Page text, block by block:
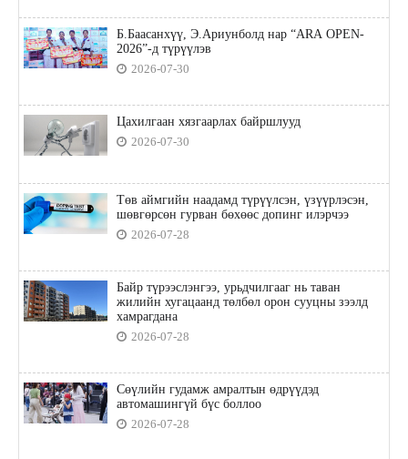
Б.Баасанхүү, Э.Ариунболд нар “ARA OPEN-
2026”-д түрүүлэв
2026-07-30
Цахилгаан хязгаарлах байршлууд
2026-07-30
Төв аймгийн наадамд түрүүлсэн, үзүүрлэсэн,
шөвгөрсөн гурван бөхөөс допинг илэрчээ
2026-07-28
Байр түрээслэнгээ, урьдчилгааг нь таван
жилийн хугацаанд төлбөл орон сууцны зээлд
хамрагдана
2026-07-28
Сөүлийн гудамж амралтын өдрүүдэд
автомашингүй бүс боллоо
2026-07-28